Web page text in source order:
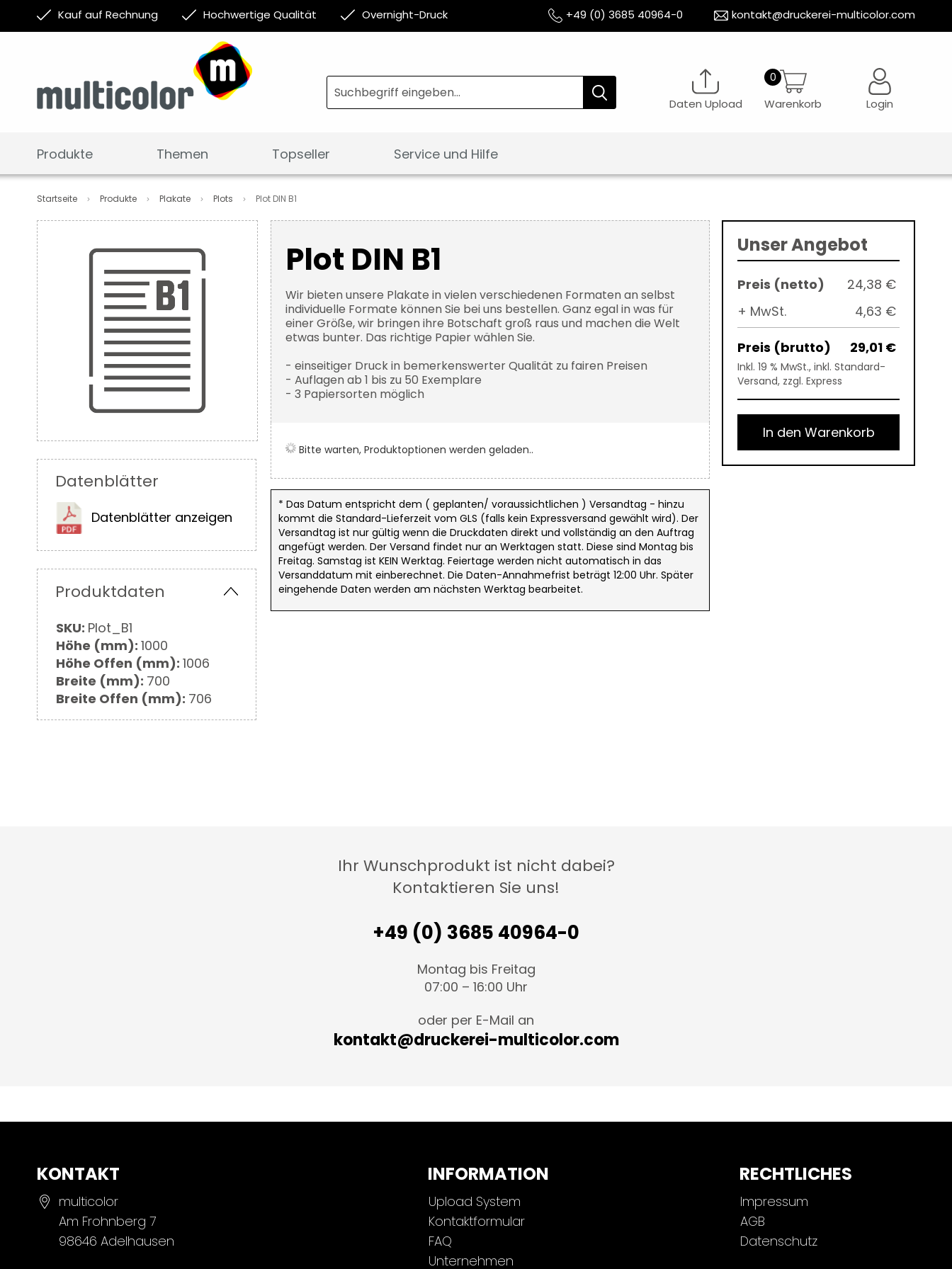
Kauf auf Rechnung Hochwertige Qualität Overnight-Druck +49 (0) 3685 40964-0 kontakt@druckerei-multicolor.com
Daten Upload Warenkorb Login
Produkte Themen Topseller Service und Hilfe
Startseite Produkte Plakate Plots Plot DIN B1
Zum
Ende
der
Bildergalerie
springen
Anfang
der
Bildergalerie
springen
Datenblätter
Datenblätter anzeigen
Produktdaten
Mehr
Informationen
SKU: Plot_B1
Höhe (mm): 1000
Höhe Offen (mm): 1006
Breite (mm): 700
Breite Offen (mm): 706
Unser Angebot
24,38 €
+ MwSt.
4,63 €
29,01 €
Inkl. 19 % MwSt., inkl. Standard-
Versand, zzgl. Express
In den Warenkorb
Plot DIN B1
Wir bieten unsere Plakate in vielen verschiedenen Formaten an selbst
individuelle Formate können Sie bei uns bestellen. Ganz egal in was für
einer Größe, wir bringen ihre Botschaft groß raus und machen die Welt
etwas bunter. Das richtige Papier wählen Sie.
- einseitiger Druck in bemerkenswerter Qualität zu fairen Preisen
- Auflagen ab 1 bis zu 50 Exemplare
- 3 Papiersorten möglich
Bitte warten, Produktoptionen werden geladen..
* Das Datum entspricht dem ( geplanten/ voraussichtlichen ) Versandtag - hinzu
kommt die Standard-Lieferzeit vom GLS (falls kein Expressversand gewählt wird). Der
Versandtag ist nur gültig wenn die Druckdaten direkt und vollständig an den Auftrag
angefügt werden. Der Versand findet nur an Werktagen statt. Diese sind Montag bis
Freitag. Samstag ist KEIN Werktag. Feiertage werden nicht automatisch in das
Versanddatum mit einberechnet. Die Daten-Annahmefrist beträgt 12:00 Uhr. Später
eingehende Daten werden am nächsten Werktag bearbeitet.
Ihr Wunschprodukt ist nicht dabei?
Kontaktieren Sie uns!
+49 (0) 3685 40964-0
Montag bis Freitag
07:00 – 16:00 Uhr
oder per E-Mail an
kontakt@druckerei-multicolor.com
KONTAKT
multicolor
Am Frohnberg 7
98646 Adelhausen
INFORMATION
Upload System
Kontaktformular
FAQ
Unternehmen
RECHTLICHES
Impressum
AGB
Datenschutz